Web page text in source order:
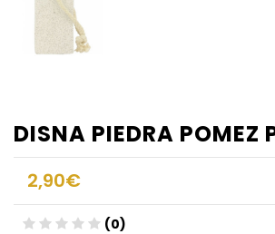
DISNA PIEDRA POMEZ
2,90€
(0)